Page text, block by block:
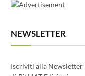
NEWSLETTER
Iscriviti alla Newsletter